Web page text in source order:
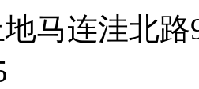
马连洼北